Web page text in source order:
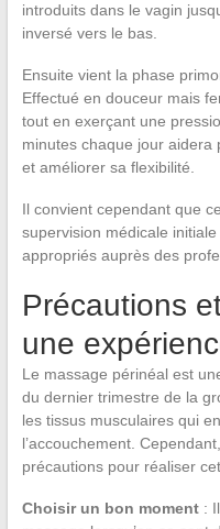
introduits dans le vagin
inversé vers le bas.
Ensuite vient la phase
Effectué en douceur mais
tout en exerçant une
minutes chaque jour aidera
et améliorer sa flexibilité.
Il convient cependant que
supervision médicale
appropriés auprès des
Précautions
une
Le massage périnéal est
du dernier trimestre de la
les tissus musculaires qui
l’accouchement.
précautions pour réaliser
Choisir un bon moment: Il